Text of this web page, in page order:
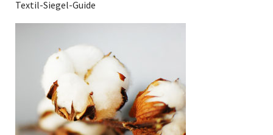
Textil-Siegel-Guide